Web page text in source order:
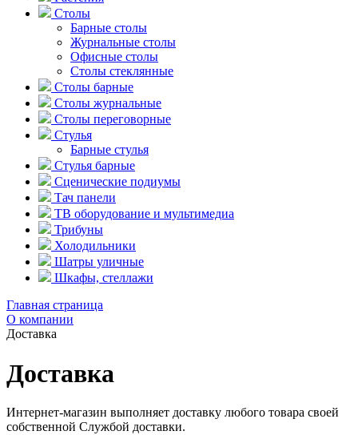
Столы
Барные столы
Журнальные столы
Офисные столы
Столы стеклянные
Столы барные
Столы журнальные
Столы переговорные
Стулья
Барные стулья
Стулья барные
Сценические подиумы
Тач панели
ТВ оборудование и мультимедиа
Трибуны
Холодильники
Шатры уличные
Шкафы, стеллажи
Главная страница
О компании
Доставка
Доставка
Интернет-магазин выполняет доставку любого товара своей
собственной Службой доставки.